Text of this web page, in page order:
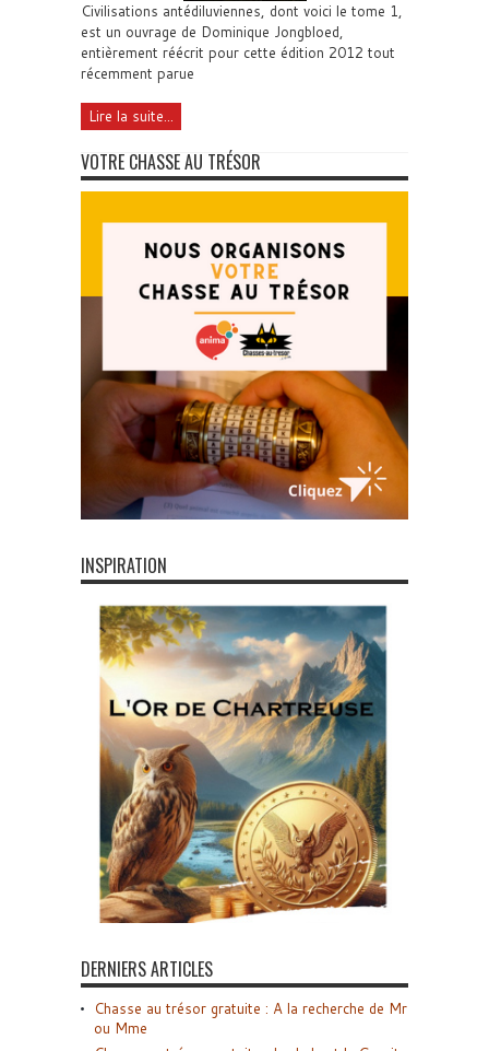
Civilisations antédiluviennes, dont voici le tome 1,
est un ouvrage de Dominique Jongbloed,
entièrement réécrit pour cette édition 2012 tout
récemment parue
Lire la suite...
VOTRE CHASSE AU TRÉSOR
INSPIRATION
DERNIERS ARTICLES
Chasse au trésor gratuite : A la recherche de Mr
ou Mme